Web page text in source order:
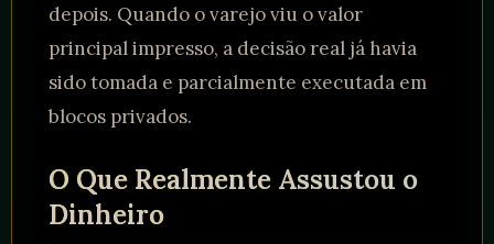
depois. Quando o varejo viu o valor
principal impresso, a decisão real já havia
sido tomada e parcialmente executada em
blocos privados.
O Que Realmente Assustou o
Dinheiro